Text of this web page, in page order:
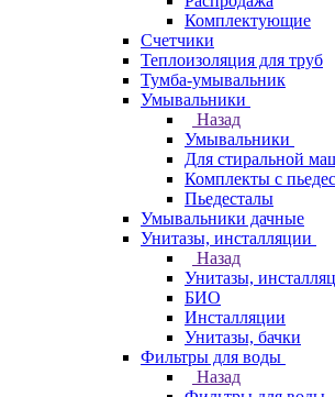
Комплектующие
Счетчики
Теплоизоляция для труб
Тумба-умывальник
Умывальники
Назад
Умывальники
Для стиральной
Комплекты с
Пьедесталы
Умывальники дачные
Унитазы, инсталляции
Назад
Унитазы,
БИО
Инсталляции
Унитазы, бачки
Фильтры для воды
Назад